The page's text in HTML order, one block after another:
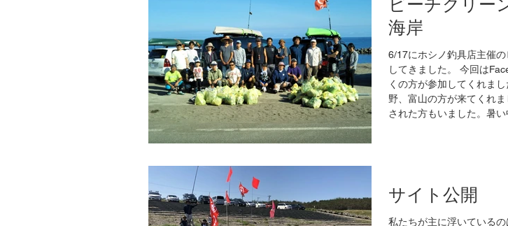
ビーチクリー
海岸
6/17にホシノ釣具店主催の
してきました。 今回はFacebookのみの告知でしたが多
くの方が参加してくれました。 県外からは静
野、富山の方が来てくれました！ お子さん
された方もいました。暑い
サイト公開
私たちが主に浮いているの